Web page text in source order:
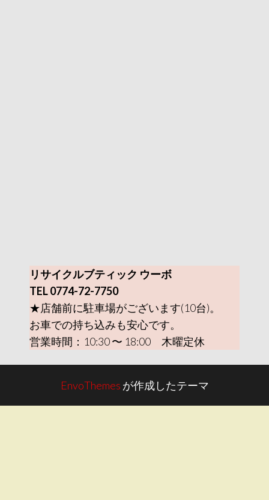
リサイクルブティック ウーボ
TEL 0774-72-7750
★店舗前に駐車場がございます(10台)。
お車での持ち込みも安心です。
営業時間：10:30 〜 18:00 木曜定休
EnvoThemes が作成したテーマ